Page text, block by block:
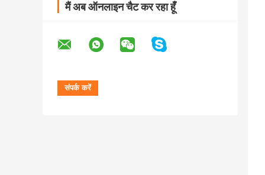
मैं अब ऑनलाइन चैट कर रहा हूँ